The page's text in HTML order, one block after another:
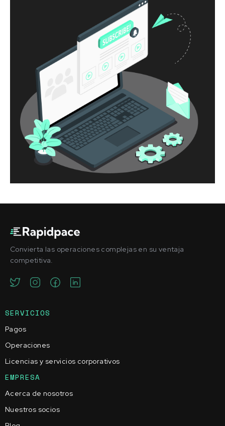
Convierta las operaciones complejas en su ventaja
competitiva.
SERVICIOS
Pagos
Operaciones
Licencias y servicios corporativos
EMPRESA
Acerca de nosotros
Nuestros socios